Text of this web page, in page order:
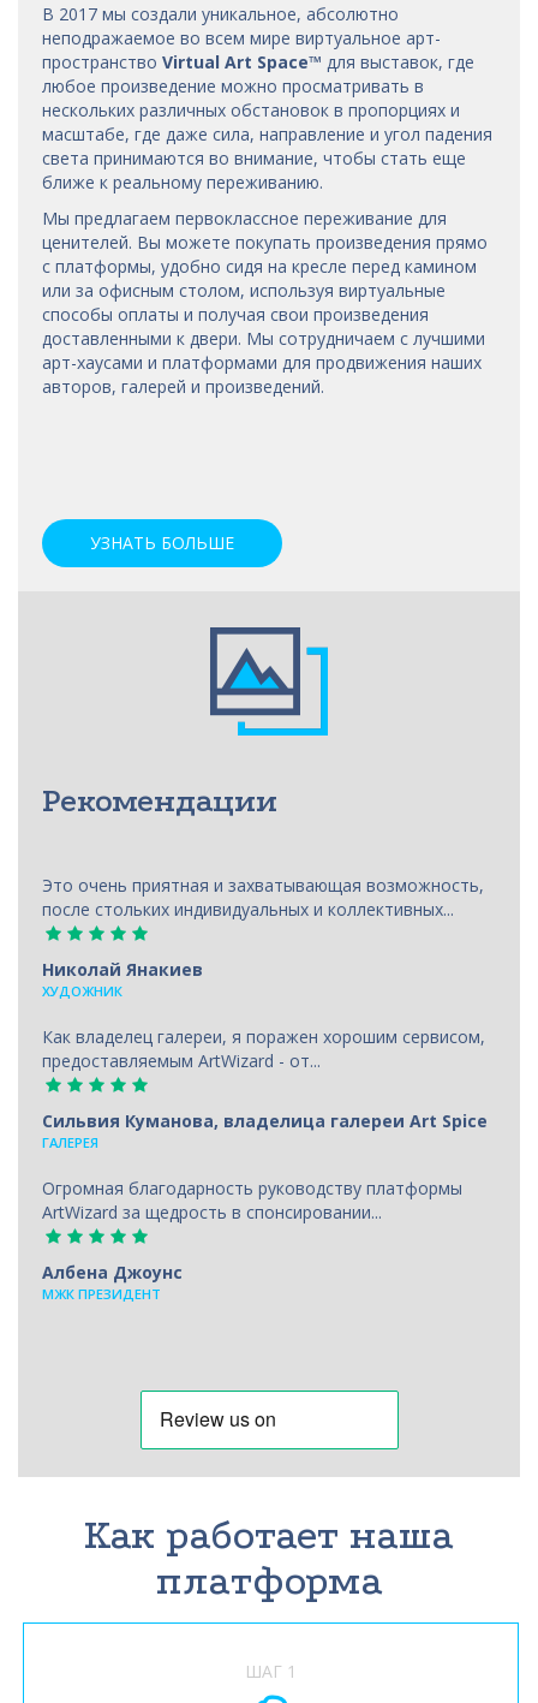
В 2017 мы создали уникальное, абсолютно
неподражаемое во всем мире виртуальное арт-
пространство Virtual Art Space™ для выставок, где
любое произведение можно просматривать в
нескольких различных обстановок в пропорциях и
масштабе, где даже сила, направление и угол падения
света принимаются во внимание, чтобы стать еще
ближе к реальному переживанию.
Мы предлагаем первоклассное переживание для
ценителей. Вы можете покупать произведения прямо
с платформы, удобно сидя на кресле перед камином
или за офисным столом, используя виртуальные
способы оплаты и получая свои произведения
доставленными к двери. Мы сотрудничаем с лучшими
арт-хаусами и платформами для продвижения наших
авторов, галерей и произведений.
УЗНАТЬ БОЛЬШЕ
Рекомендации
Это очень приятная и захватывающая возможность,
после стольких индивидуальных и коллективных...
Николай Янакиев
ХУДОЖНИК
Как владелец галереи, я поражен хорошим сервисом,
предоставляемым ArtWizard - от...
Сильвия Куманова, владелица галереи Art Spice
ГАЛЕРЕЯ
Огромная благодарность руководству платформы
ArtWizard за щедрость в спонсировании...
Албена Джоунс
МЖК ПРЕЗИДЕНТ
Как работает наша
платформа
ШАГ 1